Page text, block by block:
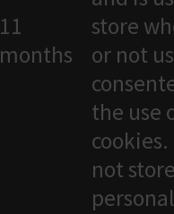
11
months
store
or not
the use
not